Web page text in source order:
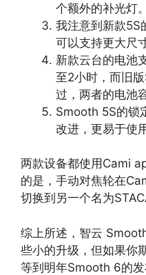
个额外的补光灯。
我注意到新款5S
可以支持更大尺
新款云台的电池
至2小时，而旧
过，两者的电池
Smooth 5S的锁
改进，更易于使
两款设备都使用Cami
的是，手动对焦轮在
切换到另一个名为
综上所述，智云
些小的升级，但如果你
等到明年Smooth 6的